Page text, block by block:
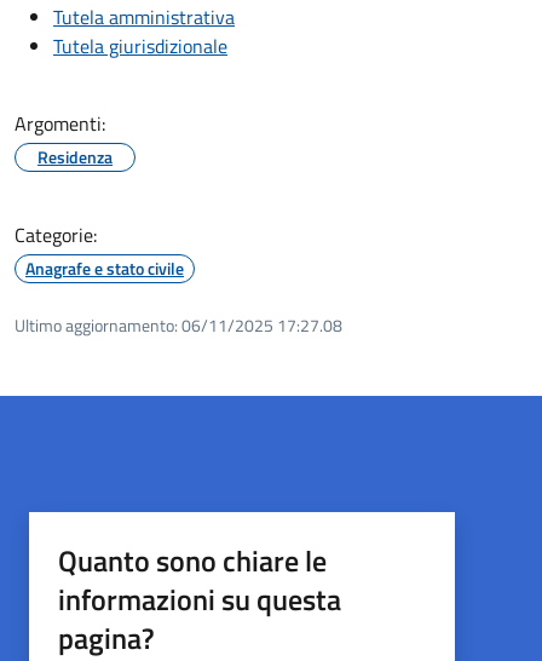
Tutela amministrativa
Tutela giurisdizionale
Argomenti:
Residenza
Categorie:
Anagrafe e stato civile
Ultimo aggiornamento:06/11/2025 17:27.08
Quanto sono chiare le
informazioni su questa
pagina?